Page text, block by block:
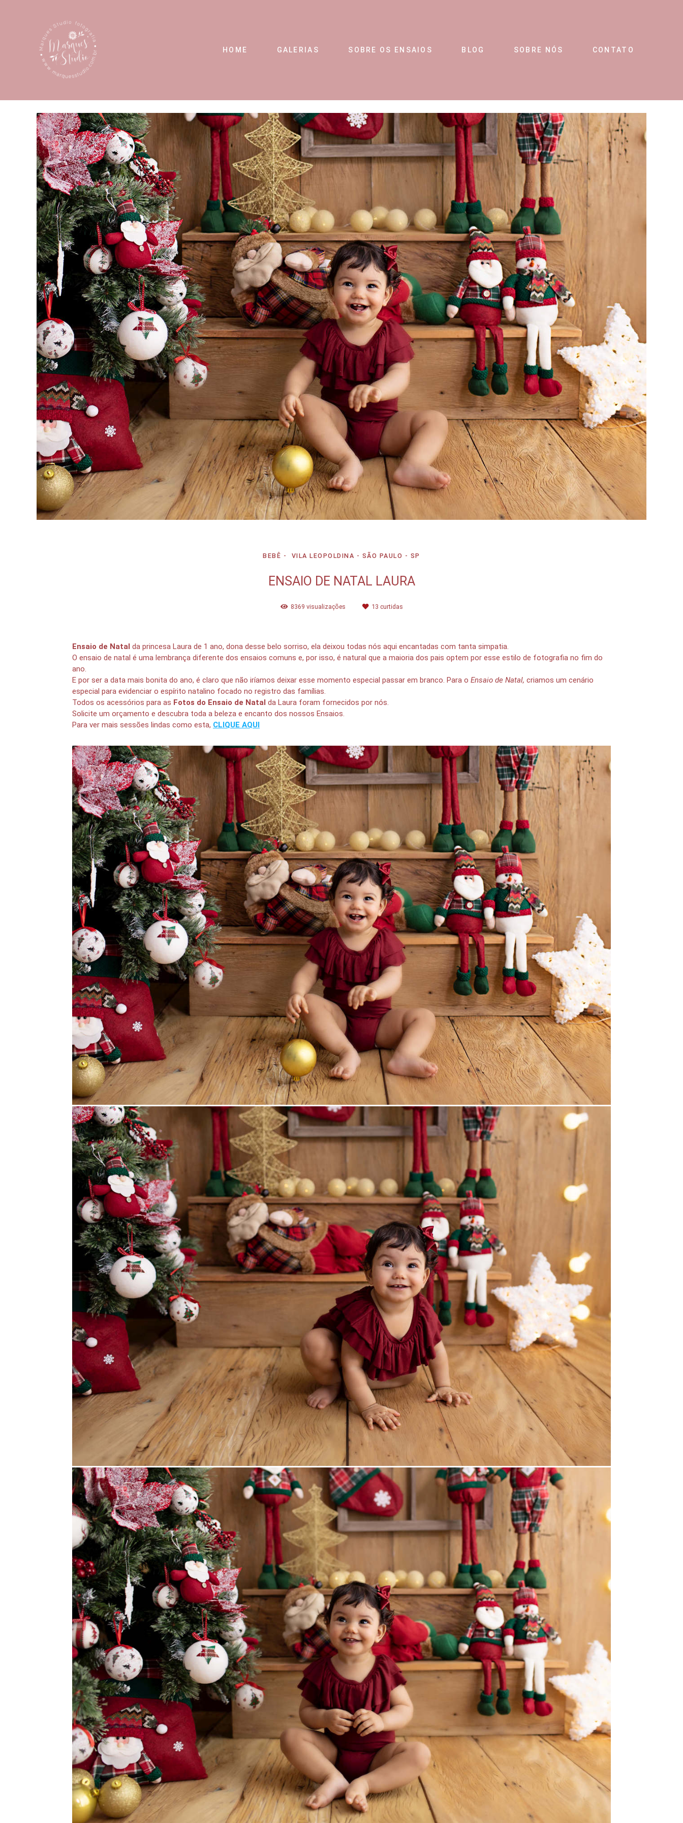
HOME GALERIAS SOBRE OS ENSAIOS BLOG SOBRE NÓS CONTATO
BEBÊ VILA LEOPOLDINA - SÃO PAULO - SP
ENSAIO DE NATAL LAURA
8369 visualizações 13 curtidas
Ensaio de Natal da princesa Laura de 1 ano, dona desse belo sorriso, ela deixou todas nós aqui encantadas com tanta simpatia.
O ensaio de natal é uma lembrança diferente dos ensaios comuns e, por isso, é natural que a maioria dos pais optem por esse estilo de fotografia no fim do
ano.
E por ser a data mais bonita do ano, é claro que não iríamos deixar esse momento especial passar em branco. Para o Ensaio de Natal, criamos um cenário
especial para evidenciar o espírito natalino focado no registro das famílias.
Todos os acessórios para as Fotos do Ensaio de Natal da Laura foram fornecidos por nós.
Solicite um orçamento e descubra toda a beleza e encanto dos nossos Ensaios.
Para ver mais sessões lindas como esta, CLIQUE AQUI